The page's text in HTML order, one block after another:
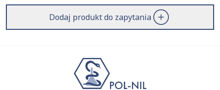
Dodaj produkt do zapytania